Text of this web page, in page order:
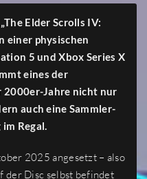
Elder Scrolls IV:
einer physischen
5 und Xbox Series X
eines der
2000er-Jahre nicht nur
auch eine Sammler-
Regal.
2025 angesetzt – also
der Disc selbst befindet